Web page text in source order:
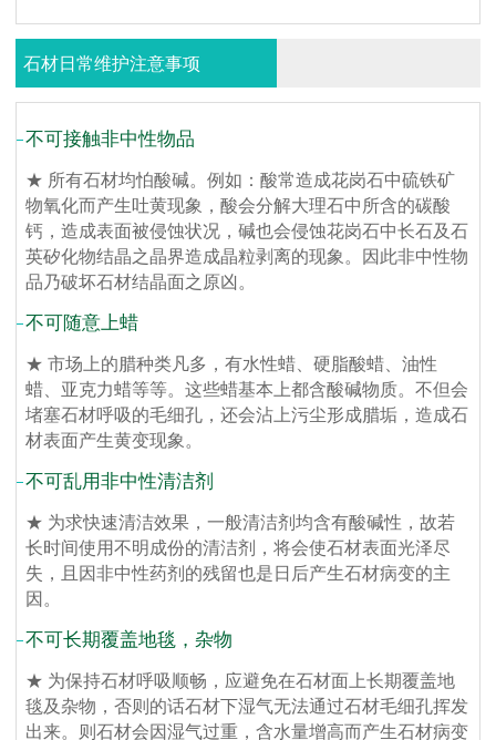
石材日常维护注意事项
不可接触非中性物品
★ 所有石材均怕酸碱。例如：酸常造成花岗石中硫铁矿
物氧化而产生吐黄现象，酸会分解大理石中所含的碳酸
钙，造成表面被侵蚀状况，碱也会侵蚀花岗石中长石及石
英矽化物结晶之晶界造成晶粒剥离的现象。因此非中性物
品乃破坏石材结晶面之原凶。
不可随意上蜡
★ 市场上的腊种类凡多，有水性蜡、硬脂酸蜡、油性
蜡、亚克力蜡等等。这些蜡基本上都含酸碱物质。不但会
堵塞石材呼吸的毛细孔，还会沾上污尘形成腊垢，造成石
材表面产生黄变现象。
不可乱用非中性清洁剂
★ 为求快速清洁效果，一般清洁剂均含有酸碱性，故若
长时间使用不明成份的清洁剂，将会使石材表面光泽尽
失，且因非中性药剂的残留也是日后产生石材病变的主
因。
不可长期覆盖地毯，杂物
★ 为保持石材呼吸顺畅，应避免在石材面上长期覆盖地
毯及杂物，否则的话石材下湿气无法通过石材毛细孔挥发
出来。则石材会因湿气过重，含水量增高而产生石材病变